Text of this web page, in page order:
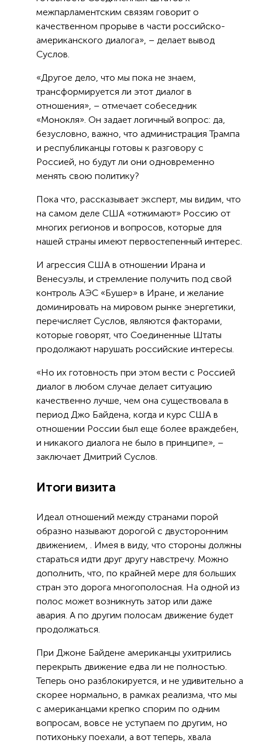
межпарламентским связям говорит о
качественном прорыве в части российско-
американского диалога», – делает вывод
Суслов.
«Другое дело, что мы пока не знаем,
трансформируется ли этот диалог в
отношения», – отмечает собеседник
«Монокля». Он задает логичный вопрос: да,
безусловно, важно, что администрация Трампа
и республиканцы готовы к разговору с
Россией, но будут ли они одновременно
менять свою политику?
Пока что, рассказывает эксперт, мы видим, что
на самом деле США «отжимают» Россию от
многих регионов и вопросов, которые для
нашей страны имеют первостепенный интерес.
И агрессия США в отношении Ирана и
Венесуэлы, и стремление получить под свой
контроль АЭС «Бушер» в Иране, и желание
доминировать на мировом рынке энергетики,
перечисляет Суслов, являются факторами,
которые говорят, что Соединенные Штаты
продолжают нарушать российские интересы.
«Но их готовность при этом вести с Россией
диалог в любом случае делает ситуацию
качественно лучше, чем она существовала в
период Джо Байдена, когда и курс США в
отношении России был еще более враждебен,
и никакого диалога не было в принципе», –
заключает Дмитрий Суслов.
Итоги визита
Идеал отношений между странами порой
образно называют дорогой с двусторонним
движением, . Имея в виду, что стороны должны
стараться идти друг другу навстречу. Можно
дополнить, что, по крайней мере для больших
стран это дорога многополосная. На одной из
полос может возникнуть затор или даже
авария. А по другим полосам движение будет
продолжаться.
При Джоне Байдене американцы ухитрились
перекрыть движение едва ли не полностью.
Теперь оно разблокируется, и не удивительно а
скорее нормально, в рамках реализма, что мы
с американцами крепко спорим по одним
вопросам, вовсе не уступаем по другим, но
потихоньку поехали, а вот теперь, хвала